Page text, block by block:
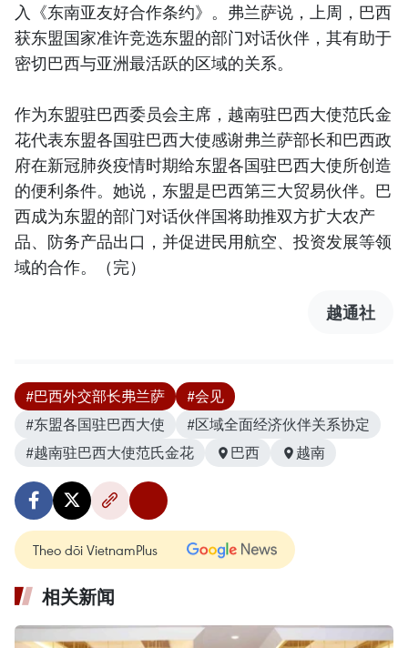
入《东南亚友好合作条约》。弗兰萨说，上周，巴西
获东盟国家准许竞选东盟的部门对话伙伴，其有助于
密切巴西与亚洲最活跃的区域的关系。
作为东盟驻巴西委员会主席，越南驻巴西大使范氏金
花代表东盟各国驻巴西大使感谢弗兰萨部长和巴西政
府在新冠肺炎疫情时期给东盟各国驻巴西大使所创造
的便利条件。她说，东盟是巴西第三大贸易伙伴。巴
西成为东盟的部门对话伙伴国将助推双方扩大农产
品、防务产品出口，并促进民用航空、投资发展等领
域的合作。（完）
越通社
#巴西外交部长弗兰萨
#会见
#东盟各国驻巴西大使
#区域全面经济伙伴关系协定
#越南驻巴西大使范氏金花
巴西 越南
Theo dõi VietnamPlus
相关新闻